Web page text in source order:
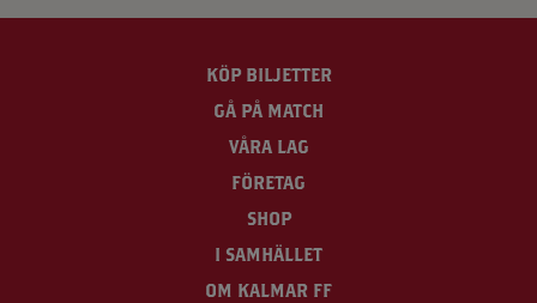
KÖP BILJETTER
GÅ PÅ MATCH
VÅRA LAG
FÖRETAG
SHOP
I SAMHÄLLET
OM KALMAR FF